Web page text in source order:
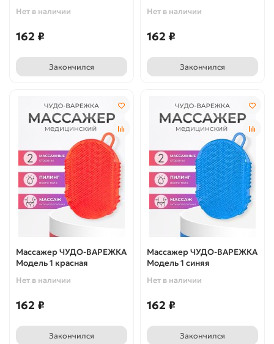
Нет в наличии
162 ₽
Закончился
Нет в наличии
162 ₽
Закончился
Массажер ЧУДО-ВАРЕЖКА
Модель 1 красная
Нет в наличии
162 ₽
Закончился
Массажер ЧУДО-ВАРЕЖКА
Модель 1 синяя
Нет в наличии
162 ₽
Закончился